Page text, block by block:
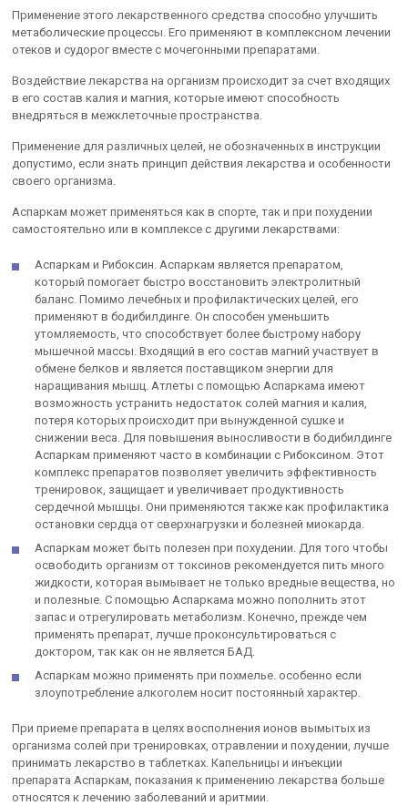
Применение этого лекарственного средства способно улучшить
метаболические процессы. Его применяют в комплексном лечении
отеков и судорог вместе с мочегонными препаратами.
Воздействие лекарства на организм происходит за счет входящих
в его состав калия и магния, которые имеют способность
внедряться в межклеточные пространства.
Применение для различных целей, не обозначенных в инструкции
допустимо, если знать принцип действия лекарства и особенности
своего организма.
Аспаркам может применяться как в спорте, так и при похудении
самостоятельно или в комплексе с другими лекарствами:
Аспаркам и Рибоксин. Аспаркам является препаратом,
который помогает быстро восстановить электролитный
баланс. Помимо лечебных и профилактических целей, его
применяют в бодибилдинге. Он способен уменьшить
утомляемость, что способствует более быстрому набору
мышечной массы. Входящий в его состав магний участвует в
обмене белков и является поставщиком энергии для
наращивания мышц. Атлеты с помощью Аспаркама имеют
возможность устранить недостаток солей магния и калия,
потеря которых происходит при вынужденной сушке и
снижении веса. Для повышения выносливости в бодибилдинге
Аспаркам применяют часто в комбинации с Рибоксином. Этот
комплекс препаратов позволяет увеличить эффективность
тренировок, защищает и увеличивает продуктивность
сердечной мышцы. Они применяются также как профилактика
остановки сердца от сверхнагрузки и болезней миокарда.
Аспаркам может быть полезен при похудении. Для того чтобы
освободить организм от токсинов рекомендуется пить много
жидкости, которая вымывает не только вредные вещества, но
и полезные. С помощью Аспаркама можно пополнить этот
запас и отрегулировать метаболизм. Конечно, прежде чем
применять препарат, лучше проконсультироваться с
доктором, так как он не является БАД.
Аспаркам можно применять при похмелье. особенно если
злоупотребление алкоголем носит постоянный характер.
При приеме препарата в целях восполнения ионов вымытых из
организма солей при тренировках, отравлении и похудении, лучше
принимать лекарство в таблетках. Капельницы и инъекции
препарата Аспаркам, показания к применению лекарства больше
относятся к лечению заболеваний и аритмии.